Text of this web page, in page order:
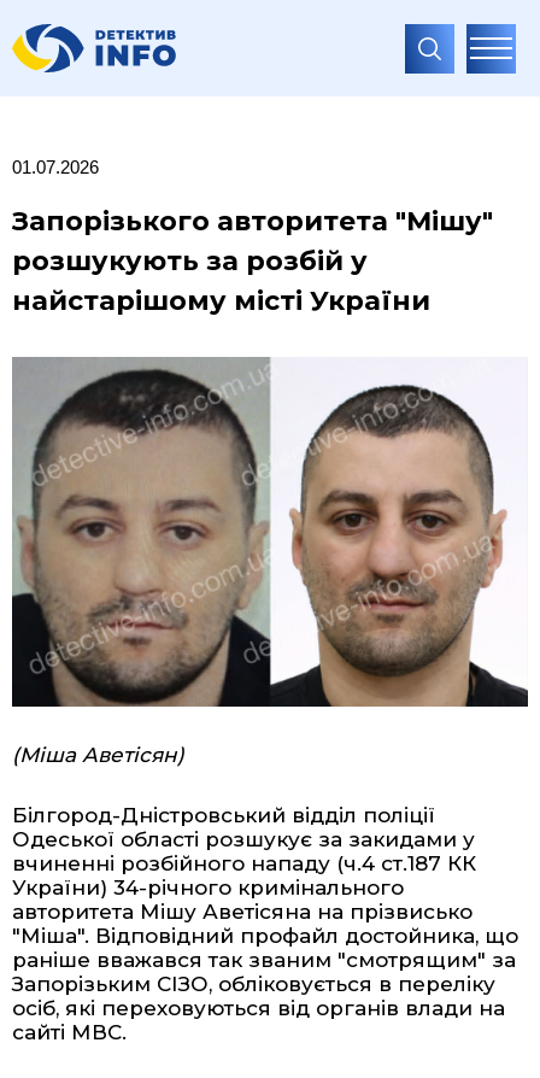
01.07.2026
Запорізького авторитета "Мішу"
розшукують за розбій у
найстарішому місті України
(Міша Аветісян)
Білгород-Дністровський відділ поліції
Одеської області розшукує за закидами у
вчиненні розбійного нападу (ч.4 ст.187 КК
України) 34-річного кримінального
авторитета Мішу Аветісяна на прізвисько
"Міша". Відповідний профайл достойника, що
раніше вважався так званим "смотрящим" за
Запорізьким СІЗО, обліковується в переліку
осіб, які переховуються від органів влади на
сайті МВС.